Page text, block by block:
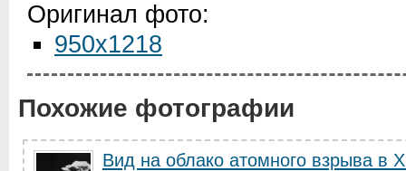
Оригинал фото:
950x1218
Похожие фотографии
Вид на облако атомного взрыва в